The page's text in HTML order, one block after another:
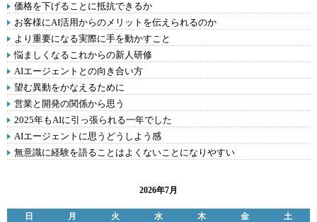
価格を下げることに抵抗できるか
お客様にAI活用からのメリットを伝えられるのか
より重要になる実際に手を動かすこと
悩ましくなるこれからの新人研修
AIエージェントとの向き合い方
望む異動をかなえるために
営業と開発の関係から思う
2025年もAIに引っ張られる一年でした
AIエージェントに思うどうしよう感
無意識に経験を語ることはよくないことになりやすい
2026年7月
日 月 火 水 木 金
土